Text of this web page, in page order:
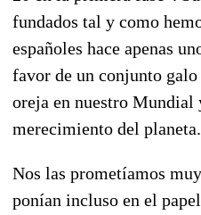
fundados tal y como
españoles hace apenas
favor de un conjunto
oreja en nuestro Mundial
merecimiento del planeta.
Nos las prometíamos
ponían incluso en el